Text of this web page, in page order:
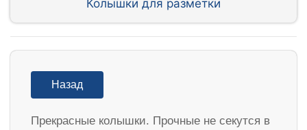
Назад
Прекрасные колышки. Прочные не секутся в